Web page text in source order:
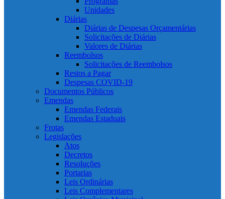
Unidades
Diárias
Diárias de Despesas Orçamentárias
Solicitações de Diárias
Valores de Diárias
Reembolsos
Solicitações de Reembolsos
Restos a Pagar
Despesas COVID-19
Documentos Públicos
Emendas
Emendas Federais
Emendas Estaduais
Frotas
Legislações
Atos
Decretos
Resoluções
Portarias
Leis Ordinárias
Leis Complementares